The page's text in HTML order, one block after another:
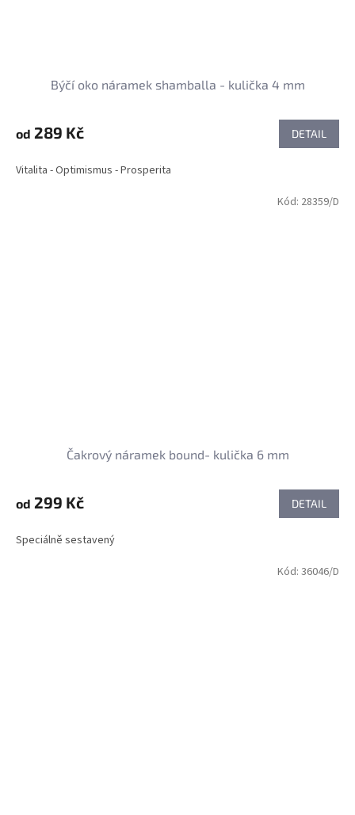
Býčí oko náramek shamballa - kulička 4 mm
od 289 Kč DETAIL
Vitalita - Optimismus - Prosperita
Čakrový náramek bound- kulička 6 mm
od 299 Kč DETAIL
Speciálně sestavený
Kód: 28359/D
Kód: 36046/D